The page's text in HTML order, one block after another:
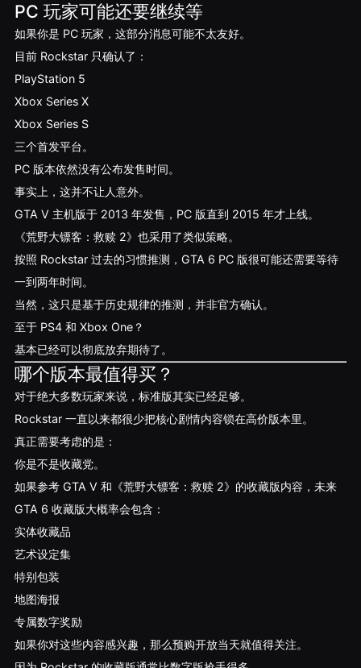
PC 玩家可能还要继续等
如果你是 PC 玩家，这部分消息可能不太友好。
目前 Rockstar 只确认了：
PlayStation 5
Xbox Series X
Xbox Series S
三个首发平台。
PC 版本依然没有公布发售时间。
事实上，这并不让人意外。
GTA V 主机版于 2013 年发售，PC 版直到 2015 年才上线。
《荒野大镖客：救赎 2》也采用了类似策略。
按照 Rockstar 过去的习惯推测，GTA 6 PC 版很可能还需要等待
一到两年时间。
当然，这只是基于历史规律的推测，并非官方确认。
至于 PS4 和 Xbox One？
基本已经可以彻底放弃期待了。
哪个版本最值得买？
对于绝大多数玩家来说，标准版其实已经足够。
Rockstar 一直以来都很少把核心剧情内容锁在高价版本里。
真正需要考虑的是：
你是不是收藏党。
如果参考 GTA V 和《荒野大镖客：救赎 2》的收藏版内容，未来
GTA 6 收藏版大概率会包含：
实体收藏品
艺术设定集
特别包装
地图海报
专属数字奖励
如果你对这些内容感兴趣，那么预购开放当天就值得关注。